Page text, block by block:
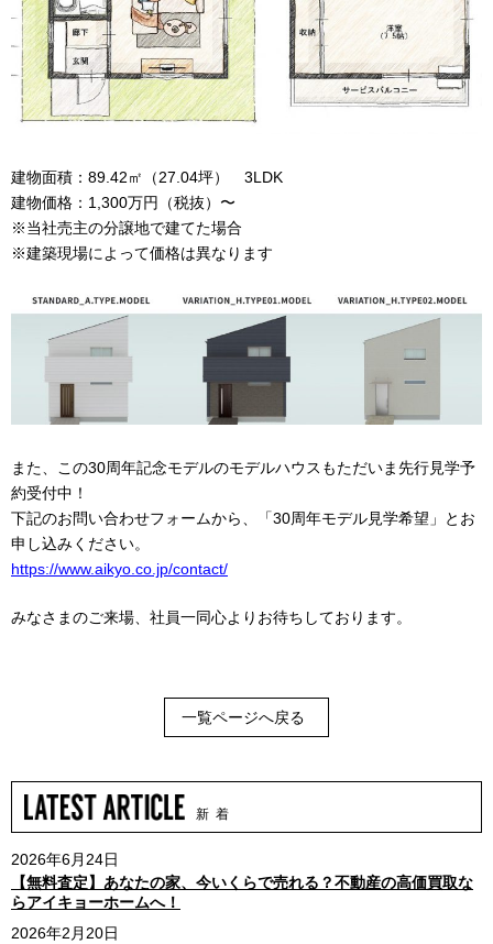
建物面積：89.42㎡（27.04坪） 3LDK
建物価格：1,300万円（税抜）〜
※当社売主の分譲地で建てた場合
※建築現場によって価格は異なります
また、この30周年記念モデルのモデルハウスもただいま先行見学予
約受付中！
下記のお問い合わせフォームから、「30周年モデル見学希望」とお
申し込みください。
https://www.aikyo.co.jp/contact/
みなさまのご来場、社員一同心よりお待ちしております。
一覧ページへ戻る
新 着
2026年6月24日
【無料査定】あなたの家、今いくらで売れる？不動産の高価買取な
らアイキョーホームへ！
2026年2月20日